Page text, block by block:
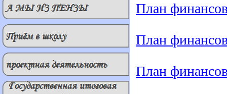
План
План
План